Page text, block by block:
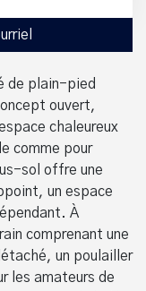
de plain-pied
ouvert,
chaleureux
comme pour
sol offre une
un espace
À
comprenant une
un poulailler
les amateurs de